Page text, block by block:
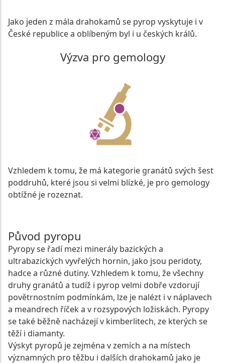
Jako jeden z mála drahokamů se pyrop vyskytuje i v
České republice a oblíbeným byl i u českých králů.
Výzva pro gemology
Vzhledem k tomu, že má kategorie granátů svých šest
poddruhů, které jsou si velmi blízké, je pro gemology
obtížné je rozeznat.
Původ pyropu
Pyropy se řadí mezi minerály bazických a
ultrabazických vyvřelých hornin, jako jsou peridoty,
hadce a různé dutiny. Vzhledem k tomu, že všechny
druhy granátů a tudíž i pyrop velmi dobře vzdorují
povětrnostním podmínkám, lze je nalézt i v náplavech
a meandrech říček a v rozsypových ložiskách. Pyropy
se také běžně nacházejí v kimberlitech, ze kterých se
těží i diamanty.
Výskyt pyropů je zejména v zemích a na místech
významných pro těžbu i dalších drahokamů jako je